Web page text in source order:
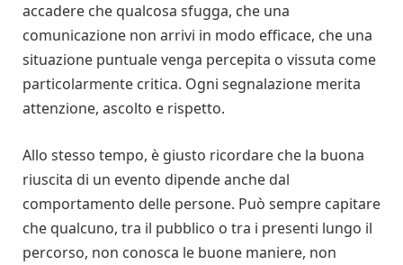
accadere che qualcosa sfugga, che una
comunicazione non arrivi in modo efficace, che una
situazione puntuale venga percepita o vissuta come
particolarmente critica. Ogni segnalazione merita
attenzione, ascolto e rispetto.
Allo stesso tempo, è giusto ricordare che la buona
riuscita di un evento dipende anche dal
comportamento delle persone. Può sempre capitare
che qualcuno, tra il pubblico o tra i presenti lungo il
percorso, non conosca le buone maniere, non